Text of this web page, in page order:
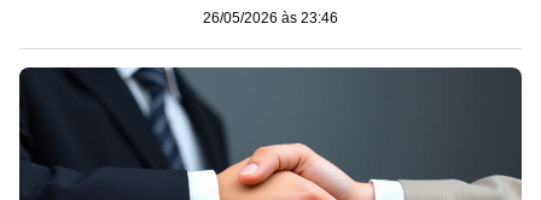
26/05/2026 às 23:46